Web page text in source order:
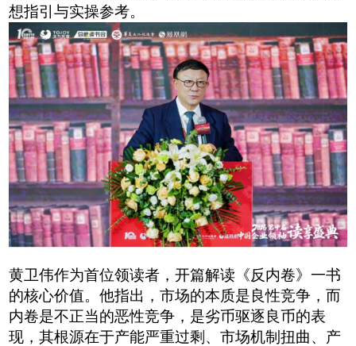
想指引与实操参考。
黄卫伟作为首位领读者，开篇解读《反内卷》一书
的核心价值。他指出，市场的本质是良性竞争，而
内卷是不正当的恶性竞争，是劣币驱逐良币的表
现，其根源在于产能严重过剩、市场机制扭曲、产